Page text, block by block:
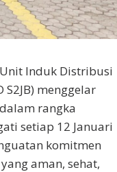
Induk Distribusi
menggelar
rangka
setiap 12 Januari
komitmen
aman, sehat,